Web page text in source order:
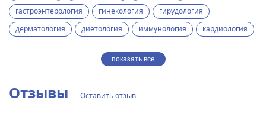
гастроэнтерология
гинекология
гирудология
дерматология
диетология иммунология кардиология
показать все
Отзывы Оставить отзыв